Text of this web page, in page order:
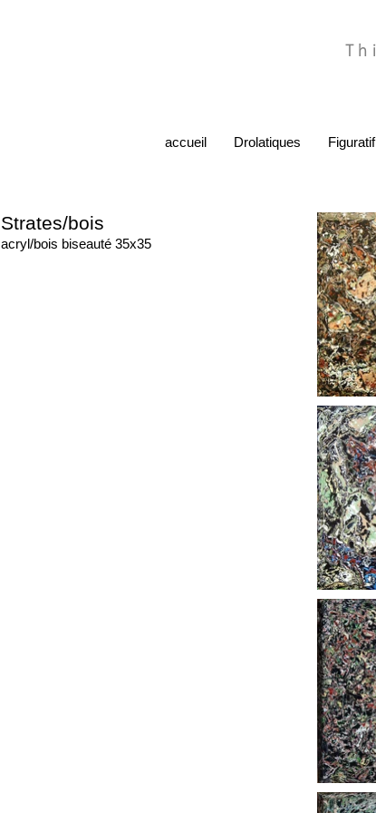
accueil Drolatiques Figuratif
Strates/bois
acryl/bois biseauté 35x35